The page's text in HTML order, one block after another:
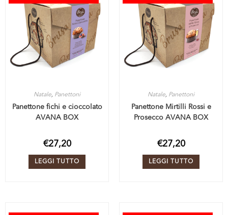
Natale, Panettoni
Panettone fichi e cioccolato
AVANA BOX
€27,20
LEGGI TUTTO
Natale, Panettoni
Panettone Mirtilli Rossi e
Prosecco AVANA BOX
€27,20
LEGGI TUTTO